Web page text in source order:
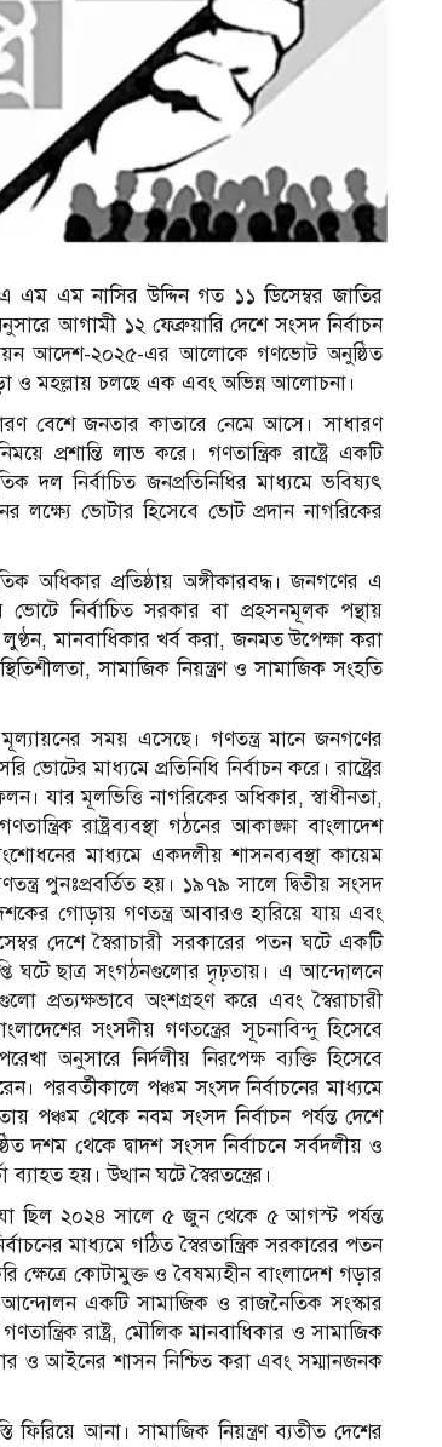
এ এম এম নাসির উদ্দিন গত ১১ ডিসেম্বর জাতির
আগামী ১২ ফেব্রুয়ারি দেশে সংসদ নির্বাচন
আদেশ-২০২৫-এর আলোকে গণভোট অনুষ্ঠিত
ও মহল্লায় চলছে এক এবং অভিন্ন আলোচনা।
বেশে জনতার কাতারে নেমে আসে। সাধারণ
প্রশান্তি লাভ করে। গণতান্ত্রিক রাষ্ট্রে একটি
দল নির্বাচিত জনপ্রতিনিধির মাধ্যমে ভবিষ্যৎ
লক্ষ্যে ভোটার হিসেবে ভোট প্রদান নাগরিকের
অধিকার প্রতিষ্ঠায় অঙ্গীকারবদ্ধ। জনগণের এ
ভোটে নির্বাচিত সরকার বা প্রহসনমূলক পন্থায়
মানবাধিকার খর্ব করা, জনমত উপেক্ষা করা
সামাজিক নিয়ন্ত্রণ ও সামাজিক সংহতি
সময় এসেছে। গণতন্ত্র মানে জনগণের
মাধ্যমে প্রতিনিধি নির্বাচন করে। রাষ্ট্রের
যার মূলভিত্তি নাগরিকের অধিকার, স্বাধীনতা,
রাষ্ট্রব্যবস্থা গঠনের আকাঙ্ক্ষা বাংলাদেশ
মাধ্যমে একদলীয় শাসনব্যবস্থা কায়েম
পুনঃপ্রবর্তিত হয়। ১৯৭৯ সালে দ্বিতীয় সংসদ
গোড়ায় গণতন্ত্র আবারও হারিয়ে যায় এবং
দেশে স্বৈরাচারী সরকারের পতন ঘটে একটি
ঘটে ছাত্র সংগঠনগুলোর দৃঢ়তায়। এ আন্দোলনে
অংশগ্রহণ করে এবং স্বৈরাচারী
সংসদীয় গণতন্ত্রের সূচনাবিন্দু হিসেবে
অনুসারে নির্দলীয় নিরপেক্ষ ব্যক্তি হিসেবে
পরবর্তীকালে পঞ্চম সংসদ নির্বাচনের মাধ্যমে
পঞ্চম থেকে নবম সংসদ নির্বাচন পর্যন্ত দেশে
দশম থেকে দ্বাদশ সংসদ নির্বাচনে সর্বদলীয় ও
হয়। উত্থান ঘটে স্বৈরতন্ত্রের।
ছিল ২০২৪ সালে ৫ জুন থেকে ৫ আগস্ট পর্যন্ত
মাধ্যমে গঠিত স্বৈরতান্ত্রিক সরকারের পতন
কোটামুক্ত ও বৈষম্যহীন বাংলাদেশ গড়ার
আন্দোলন একটি সামাজিক ও রাজনৈতিক সংস্কার
রাষ্ট্র, মৌলিক মানবাধিকার ও সামাজিক
ও আইনের শাসন নিশ্চিত করা এবং সম্মানজনক
ফিরিয়ে আনা। সামাজিক নিয়ন্ত্রণ ব্যতীত দেশের